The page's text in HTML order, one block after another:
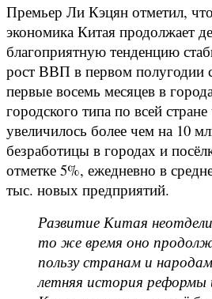
Премьер Ли Кэцян отметил,
экономика Китая продолжает
благоприятную тенденцию
рост ВВП в первом полугодии
первые восемь месяцев в
городского типа по всей
увеличилось более чем на 10
безработицы в городах и
отметке 5%, ежедневно в
тыс. новых предприятий.
Развитие Китая
то же время оно
пользу странам и
летняя история